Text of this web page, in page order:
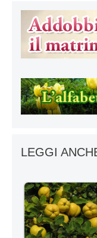
LEGGI